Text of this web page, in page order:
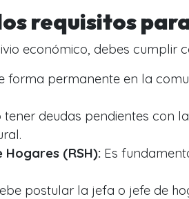
requisitos
económico, debes cumplir
forma permanente en la
tener deudas pendientes con
(RSH): Es
postular la jefa o jefe de